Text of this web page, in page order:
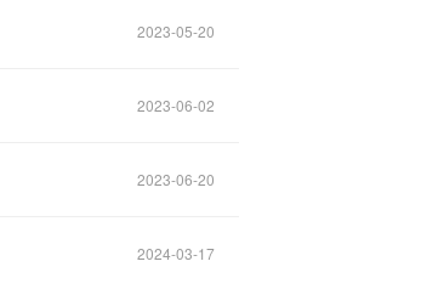
2023-05-20
2023-06-02
2023-06-20
2024-03-17